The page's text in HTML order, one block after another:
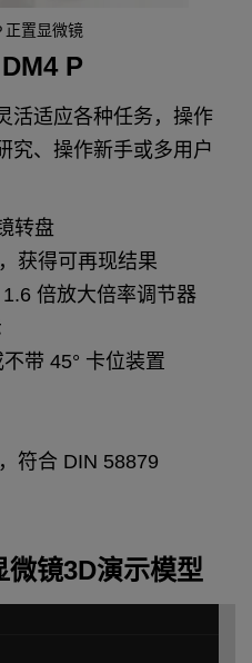
正置显微镜
P
活适应各种任务，操作
究、操作新手或多用户
转盘
获得可再现结果
倍放大倍率调节器
带 45° 卡位装置
符合 DIN 58879
微镜3D演示模型